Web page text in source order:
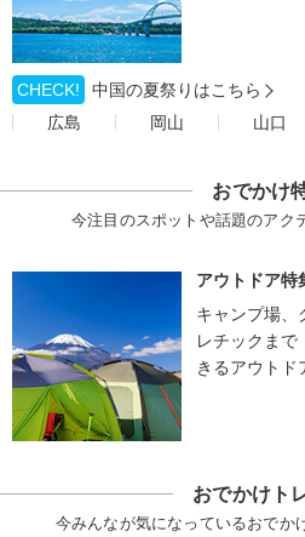
CHECK!
中国の夏祭りはこちら
広島
岡山 山口
おでかけ
今注目のスポットや話題のアク
アウトドア特
キャンプ場、
レチックまで
きるアウトド
おでかけト
今みんなが気になっているおでか